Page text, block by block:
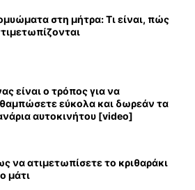
στη μήτρα: Τι είναι, πώς
είναι ο τρόπος για να
εύκολα και δωρεάν τα
αυτοκινήτου [video]
να ατιμετωπίσετε το κριθαράκι
μάτι